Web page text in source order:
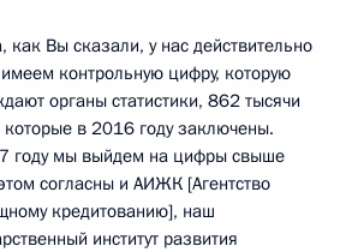
как Вы сказали, у нас действительно
контрольную цифру, которую
органы статистики, 862 тысячи
которые в 2016 году заключены.
году мы выйдем на цифры свыше
согласны и АИЖК [Агентство
кредитованию], наш
институт развития